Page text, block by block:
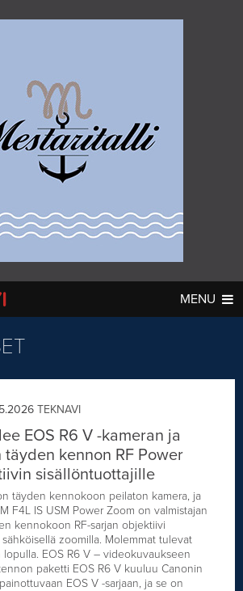
MENU
JULKISTUKSET
KOMMENTTI
VIDEOT
VIDEOT
HAKU
Hae
TEKNAVI
EOS R6 V -kameran ja
täyden kennon RF Power
sisällöntuottajille
täyden kennokoon peilaton kamera, ja
F4L IS USM Power Zoom on valmistajan
kennokoon RF-sarjan objektiivi
zoomilla. Molemmat tulevat
EOS R6 V – videokuvaukseen
paketti EOS R6 V kuuluu Canonin
EOS V -sarjaan, ja se on